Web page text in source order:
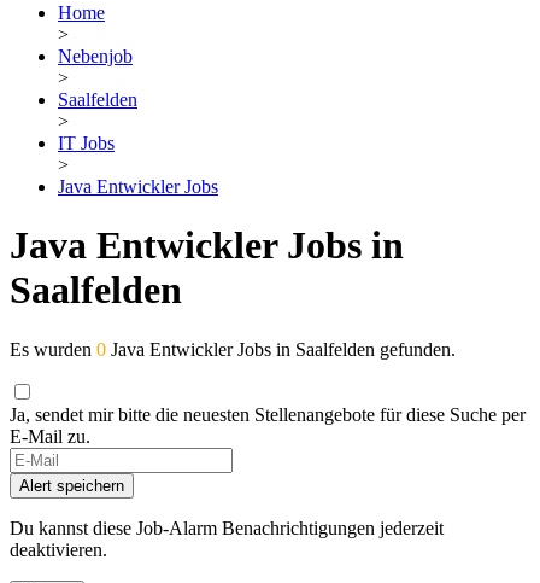
Home
>
Nebenjob
>
Saalfelden
>
IT Jobs
>
Java Entwickler Jobs
Java Entwickler Jobs in
Saalfelden
Es wurden 0 Java Entwickler Jobs in Saalfelden gefunden.
Ja, sendet mir bitte die neuesten Stellenangebote für diese Suche per
E-Mail zu.
Alert speichern
Du kannst diese Job-Alarm Benachrichtigungen jederzeit
deaktivieren.